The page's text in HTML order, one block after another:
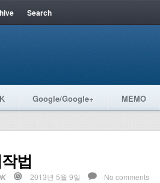
Search
Google/Google+ MEMO
법
2013년 5월 9일 No comments